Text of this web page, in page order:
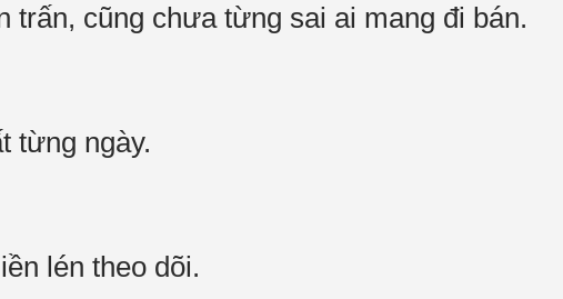
trấn, cũng chưa từng sai ai mang đi bán.
từng ngày.
lén theo dõi.